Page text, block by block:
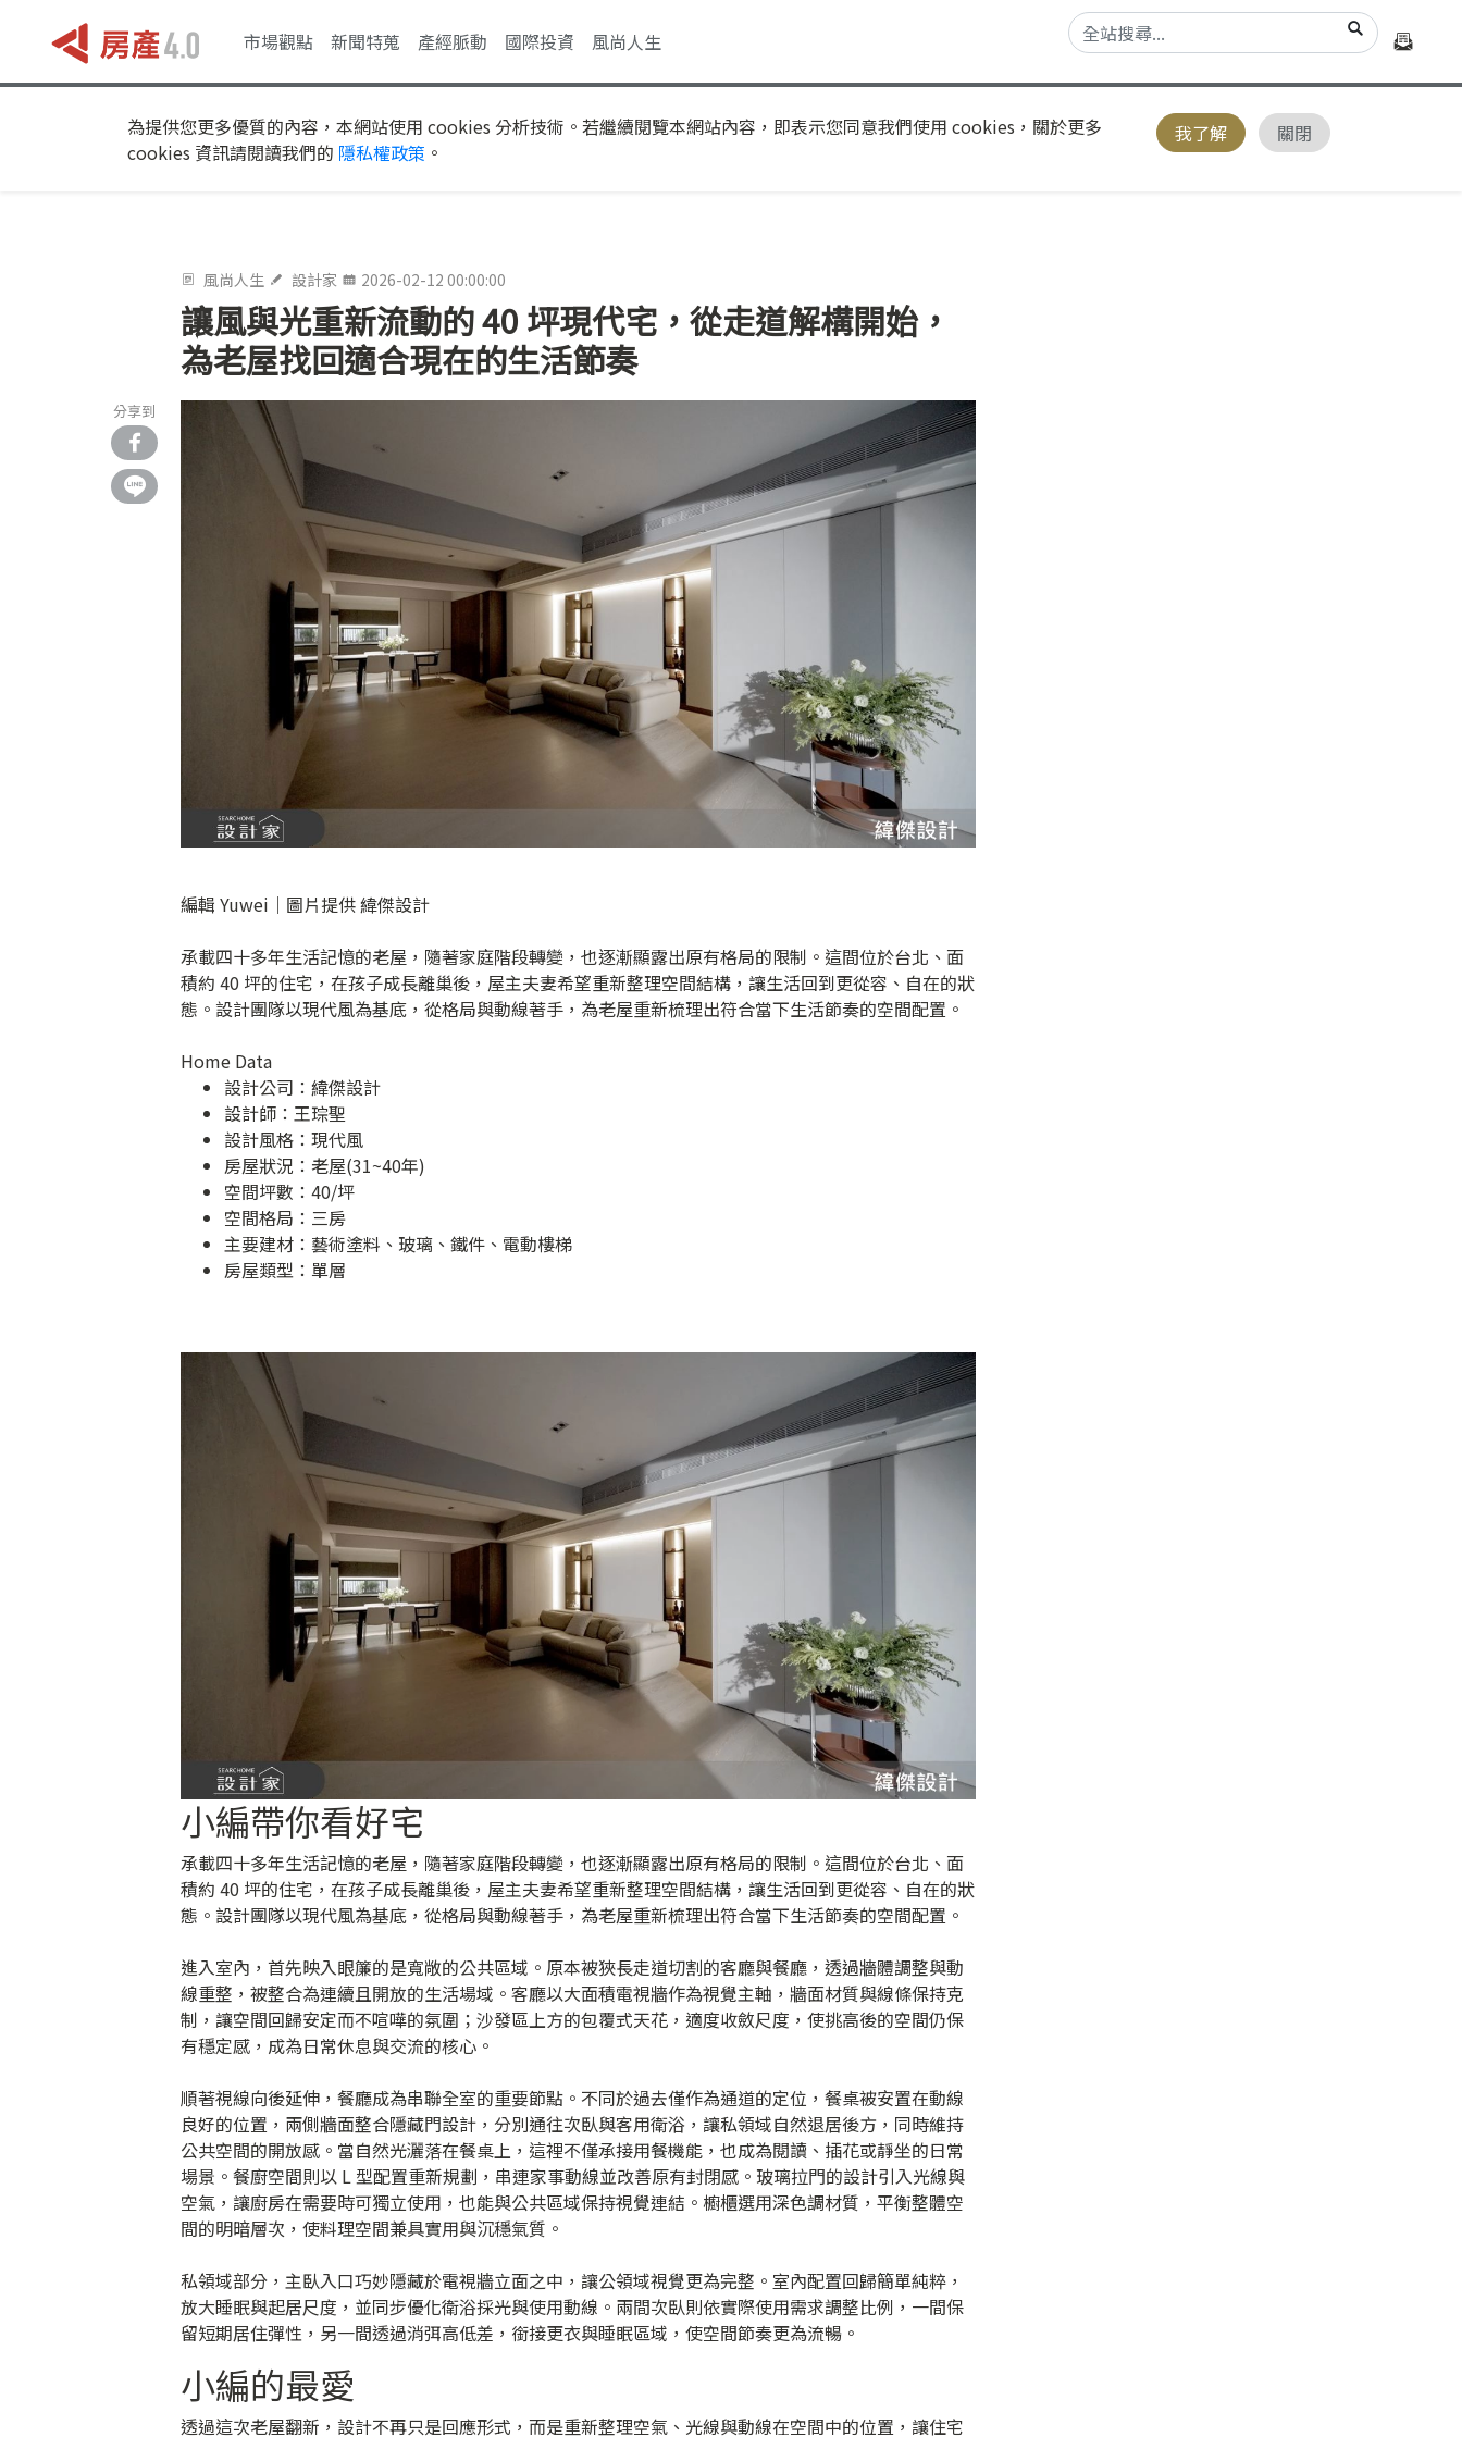
市場觀點 新聞特蒐 產經脈動 國際投資 風尚人生
為提供您更多優質的內容，本網站使用 cookies 分析技術。若繼續閱覽本網站內容，即表示您同意我們使用 cookies，關於更多
cookies 資訊請閱讀我們的 隱私權政策 。
我了解 關閉
風尚人生 設計家 2026-02-12 00:00:00
讓風與光重新流動的 40 坪現代宅，從走道解構開始，
為老屋找回適合現在的生活節奏
分享到
編輯 Yuwei｜圖片提供 緯傑設計
承載四十多年生活記憶的老屋，隨著家庭階段轉變，也逐漸顯露出原有格局的限制。這間位於台北、面
積約 40 坪的住宅，在孩子成長離巢後，屋主夫妻希望重新整理空間結構，讓生活回到更從容、自在的狀
態。設計團隊以現代風為基底，從格局與動線著手，為老屋重新梳理出符合當下生活節奏的空間配置。
Home Data
設計公司： 緯傑設計
設計師：王琮聖
設計風格：現代風
房屋狀況：老屋(31~40年)
空間坪數：40/坪
空間格局：三房
主要建材：藝術塗料、玻璃、鐵件、電動樓梯
房屋類型：單層
小編帶你看好宅
承載四十多年生活記憶的老屋，隨著家庭階段轉變，也逐漸顯露出原有格局的限制。這間位於台北、面
積約 40 坪的住宅，在孩子成長離巢後，屋主夫妻希望重新整理空間結構，讓生活回到更從容、自在的狀
態。設計團隊以現代風為基底，從格局與動線著手，為老屋重新梳理出符合當下生活節奏的空間配置。
進入室內，首先映入眼簾的是寬敞的公共區域。原本被狹長走道切割的客廳與餐廳，透過牆體調整與動
線重整，被整合為連續且開放的生活場域。客廳以大面積電視牆作為視覺主軸，牆面材質與線條保持克
制，讓空間回歸安定而不喧嘩的氛圍；沙發區上方的包覆式天花，適度收斂尺度，使挑高後的空間仍保
有穩定感，成為日常休息與交流的核心。
順著視線向後延伸，餐廳成為串聯全室的重要節點。不同於過去僅作為通道的定位，餐桌被安置在動線
良好的位置，兩側牆面整合隱藏門設計，分別通往次臥與客用衛浴，讓私領域自然退居後方，同時維持
公共空間的開放感。當自然光灑落在餐桌上，這裡不僅承接用餐機能，也成為閱讀、插花或靜坐的日常
場景。餐廚空間則以 L 型配置重新規劃，串連家事動線並改善原有封閉感。玻璃拉門的設計引入光線與
空氣，讓廚房在需要時可獨立使用，也能與公共區域保持視覺連結。櫥櫃選用深色調材質，平衡整體空
間的明暗層次，使料理空間兼具實用與沉穩氣質。
私領域部分，主臥入口巧妙隱藏於電視牆立面之中，讓公領域視覺更為完整。室內配置回歸簡單純粹，
放大睡眠與起居尺度，並同步優化衛浴採光與使用動線。兩間次臥則依實際使用需求調整比例，一間保
留短期居住彈性，另一間透過消弭高低差，銜接更衣與睡眠區域，使空間節奏更為流暢。
小編的最愛
透過這次老屋翻新，設計不再只是回應形式，而是重新整理空氣、光線與動線在空間中的位置，讓住宅